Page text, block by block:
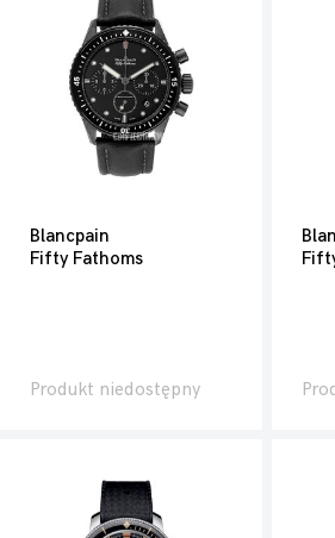
Blancpain
Fifty Fathoms
Produkt niedostępny